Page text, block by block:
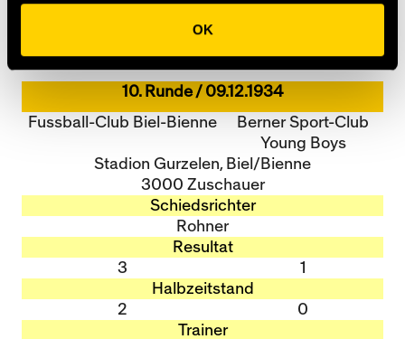
OK
29' István Samay (3:0)
35' István Samay (4:0)
10. Runde / 09.12.1934
Fussball-Club Biel-Bienne
Berner Sport-Club
Young Boys
Stadion Gurzelen, Biel/Bienne
3000 Zuschauer
Schiedsrichter
Rohner
Resultat
3
1
Halbzeitstand
2
0
Trainer